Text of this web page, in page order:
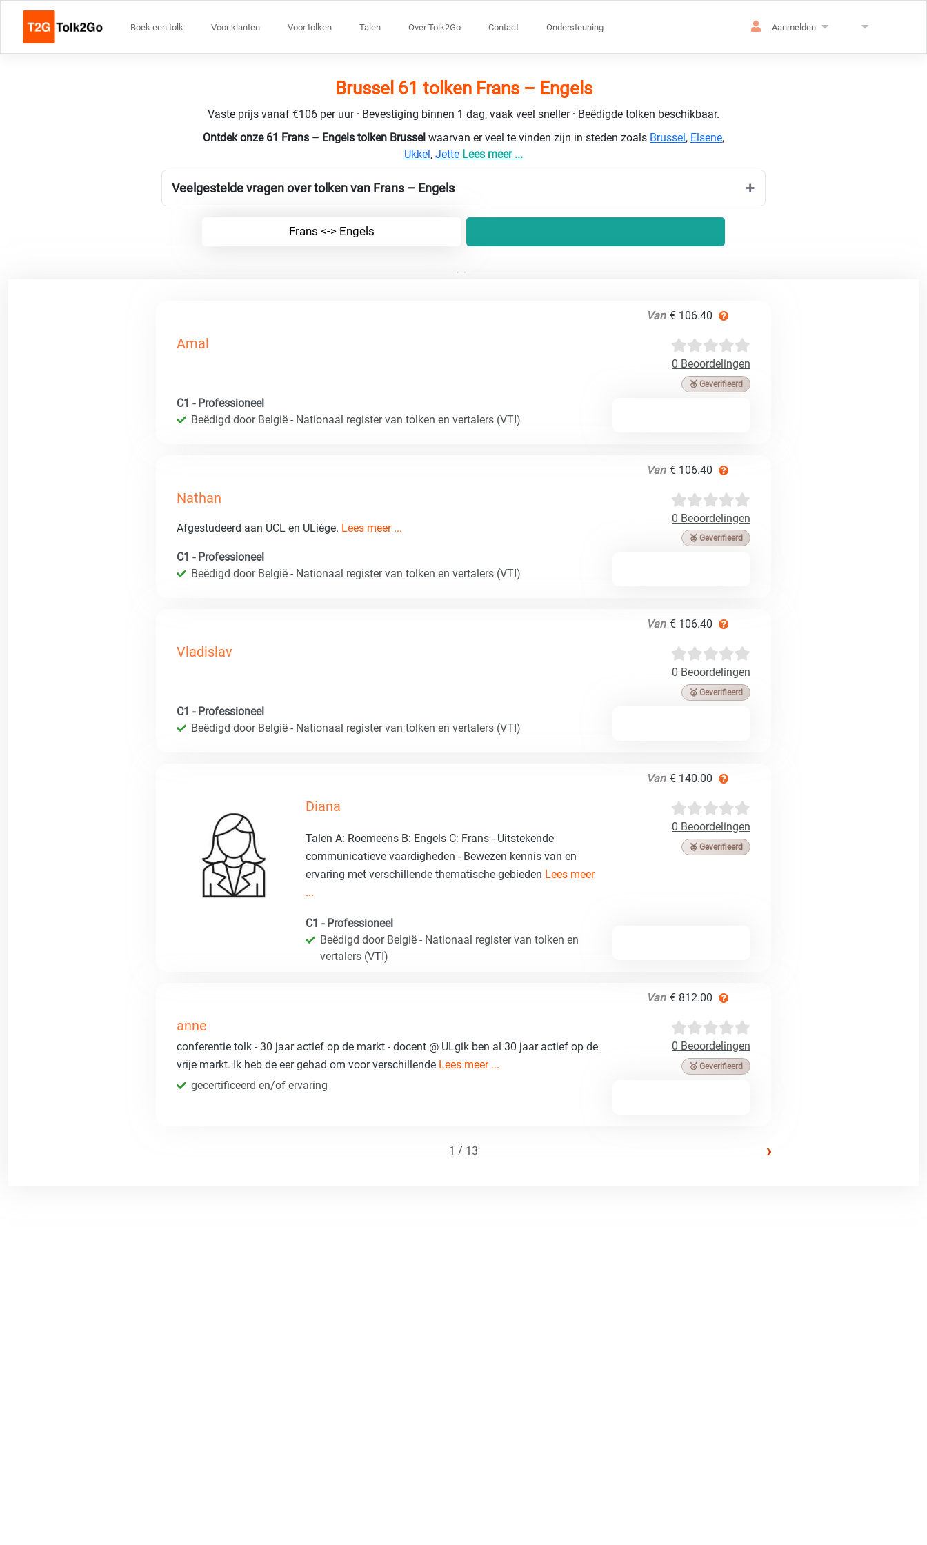
Boek een tolk Voor klanten Voor tolken Talen Over Tolk2Go Contact Ondersteuning Aanmelden
Brussel 61 tolken Frans – Engels
Vaste prijs vanaf €106 per uur · Bevestiging binnen 1 dag, vaak veel sneller · Beëdigde tolken beschikbaar.
Ontdek onze 61 Frans – Engels tolken Brussel waarvan er veel te vinden zijn in steden zoals Brussel, Elsene,
Ukkel, Jette Lees meer ...
Veelgestelde vragen over tolken van Frans – Engels
Frans <-> Engels
Van € 106.40
Amal
0 Beoordelingen
🥉 Geverifieerd
C1 - Professioneel
Beëdigd door België - Nationaal register van tolken en vertalers (VTI)
Van € 106.40
Nathan
0 Beoordelingen
🥉 Geverifieerd
Afgestudeerd aan UCL en ULiège. Lees meer ...
C1 - Professioneel
Beëdigd door België - Nationaal register van tolken en vertalers (VTI)
Van € 106.40
Vladislav
0 Beoordelingen
🥉 Geverifieerd
C1 - Professioneel
Beëdigd door België - Nationaal register van tolken en vertalers (VTI)
Van € 140.00
Diana
0 Beoordelingen
🥉 Geverifieerd
Talen A: Roemeens B: Engels C: Frans - Uitstekende
communicatieve vaardigheden - Bewezen kennis van en
ervaring met verschillende thematische gebieden Lees meer
...
C1 - Professioneel
Beëdigd door België - Nationaal register van tolken en
vertalers (VTI)
Van € 812.00
anne
0 Beoordelingen
🥉 Geverifieerd
conferentie tolk - 30 jaar actief op de markt - docent @ ULgik ben al 30 jaar actief op de
vrije markt. Ik heb de eer gehad om voor verschillende Lees meer ...
gecertificeerd en/of ervaring
1 / 13 ›